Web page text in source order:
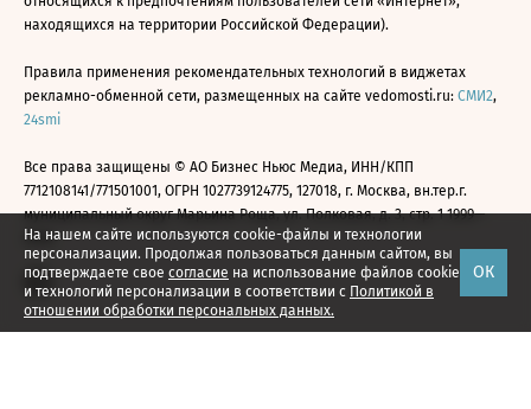
На нашем сайте используются cookie-файлы и технологии
персонализации. Продолжая пользоваться данным сайтом, вы
подтверждаете свое согласие на использование файлов cookie
и технологий персонализации в соответствии с Политикой в
отношении обработки персональных данных.
ОК
находящихся на территории Российской Федерации).
Правила применения рекомендательных технологий в виджетах
рекламно-обменной сети, размещенных на сайте vedomosti.ru: СМИ2,
24smi
Все права защищены © АО Бизнес Ньюс Медиа, ИНН/КПП
7712108141/771501001, ОГРН 1027739124775, 127018, г. Москва, вн.тер.г.
муниципальный округ Марьина Роща, ул. Полковая, д. 3, стр. 1 1999—
2026